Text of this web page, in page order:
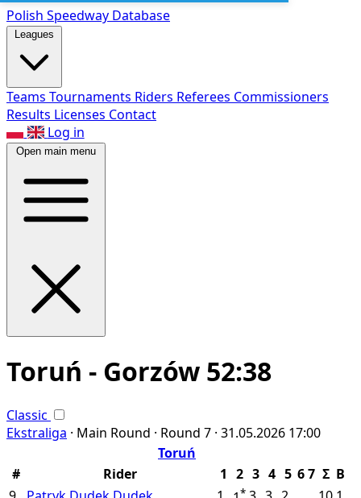
Polish Speedway Database
Leagues
Teams Tournaments Riders Referees Commissioners
Results Licenses Contact
Log in
Open main menu
Toruń - Gorzów 52:38
Classic
Ekstraliga · Main Round · Round 7 · 31.05.2026 17:00
Toruń
#
Rider 1 2 3 4 5 67 Σ B
*